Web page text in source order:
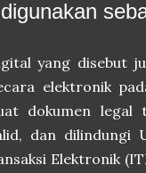
yang disebut
elektronik
dokumen
dan
Elektronik